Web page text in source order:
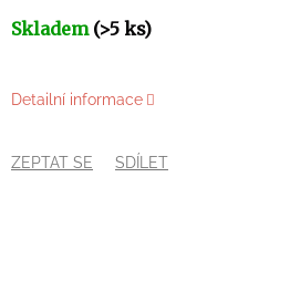
Skladem (>5 ks)
Detailní informace
ZEPTAT SE SDÍLET